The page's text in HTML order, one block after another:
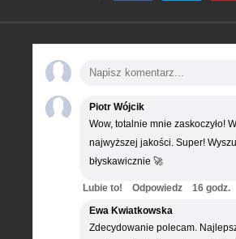
Piotr Wójcik
Wow, totalnie mnie zaskoczyło!
najwyższej jakości. Super!
błyskawicznie 🚀
Lubie to! Odpowiedz
16 godz.
Ewa Kwiatkowska
Zdecydowanie polecam.